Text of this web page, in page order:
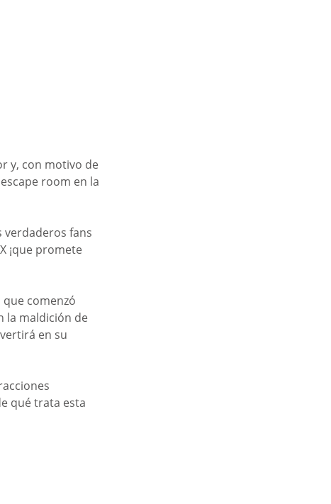
y, con motivo de
room en la
verdaderos fans
¡que promete
que comenzó
la maldición de
en su
qué trata esta